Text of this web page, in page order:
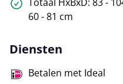
60 - 81 cm
Diensten
Betalen met Ideal